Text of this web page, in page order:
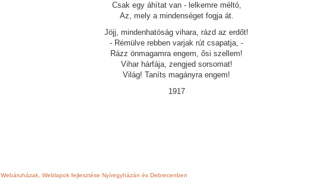
Csak egy áhítat van - lelkemre méltó,
Az, mely a mindenséget fogja át.
Jöjj, mindenhatóság vihara, rázd az erdőt!
- Rémülve rebben varjak rút csapatja, -
Rázz önmagamra engem, ősi szellem!
Vihar hárfája, zengjed sorsomat!
Világ! Taníts magányra engem!
1917
Webáruházak, Weblapok fejlesztése Nyíregyházán és Debrecenben